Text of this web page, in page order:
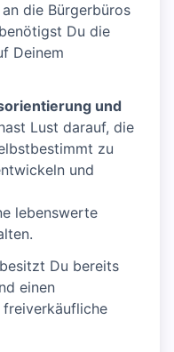
die Bürgerbüros
Du die
Deinem
und
Lust darauf, die
zu
und
lebenswerte
Du bereits
einen
freiverkäufliche